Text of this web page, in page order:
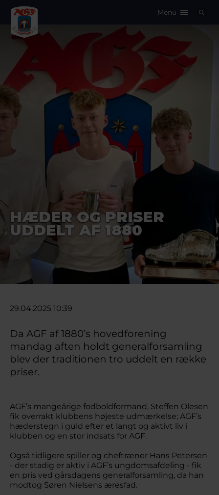
Logo
Menu
HÆDER OG PRISER
UDDELT AF 1880
29.04.2025 10:39
Da AGF af 1880’s hovedforening
mandag aften holdt generalforsamling
blev der traditionen tro uddelt en række
priser.
AGF’s mangeårige fodboldformand, Steffen Olesen
fik overrakt klubbens højeste udmærkelse; AGF’s
hæderstegn i guld efter et langt og aktivt liv i
klubben og en stor indsats for AGF.
Også tidligere spiller og cheftræner Hans Petersen
- der stadig er aktiv i AGF’s ungdomsafdeling - fik
en pris ved gårsdagens generalforsamling, da han
modtog Søren Nielsens æresfad.